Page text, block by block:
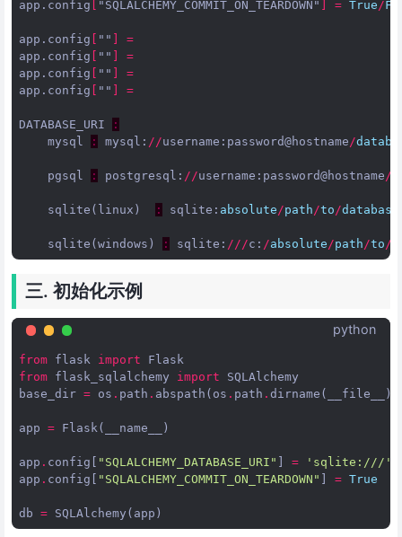
app . config "SQLALCHEMY_COMMIT_ON_TEARDOWN" = True/
app . config ""
=
app . config ""
=
app . config ""
=
app . config "" =
DATABASE_URI
:
mysql
: mysql : //username : password@hostname/
pgsql : postgresql : //username : password@hostname/
sqlite ( linux ) : sqlite : absolute/path/to/database
sqlite ( windows ) : sqlite : ///c : /absolute/path/to/
三. 初始化示例
python
from flask import
Flask
from flask_sqlalchemy import
SQLAlchemy
base_dir = os . path . abspath ( os . path . dirname ( __file__ ))
app = Flask( __name__ )
app . config "SQLALCHEMY_DATABASE_URI" = 'sqlite:///'
app . config "SQLALCHEMY_COMMIT_ON_TEARDOWN" = True
db = SQLAlchemy ( app )